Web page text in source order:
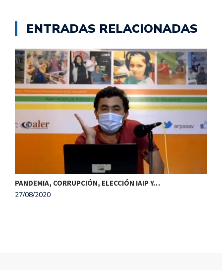
ENTRADAS RELACIONADAS
PANDEMIA, CORRUPCIÓN, ELECCIÓN IAIP Y…
27/08/2020